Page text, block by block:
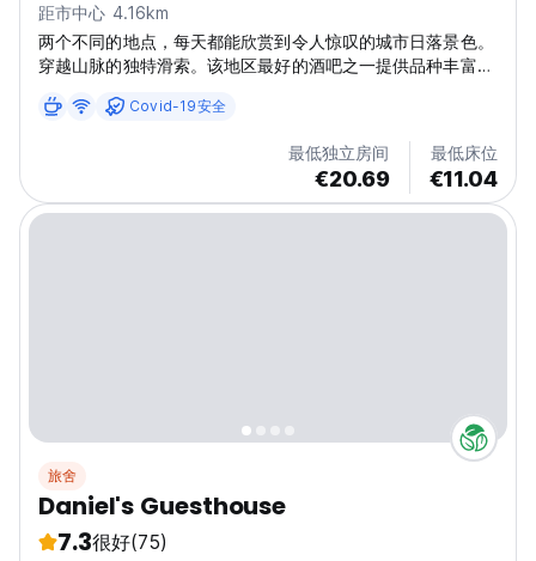
距市中心 4.16km
两个不同的地点，每天都能欣赏到令人惊叹的城市日落景色。
穿越山脉的独特滑索。该地区最好的酒吧之一提供品种丰富的
Covid-19安全
最低独立房间
€20.69
最低床位
€11.04
旅舍
Daniel's Guesthouse
7.3很好(75)